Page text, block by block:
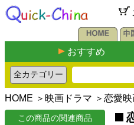
おすすめ
HOME ＞ 映画ドラマ ＞ 恋愛
この商品の関連商品